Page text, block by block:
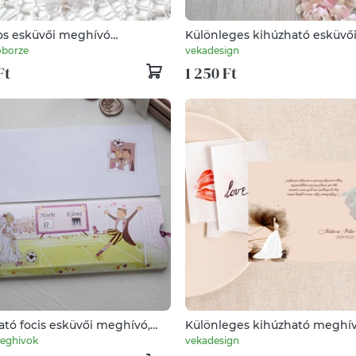
esküvői meghívó
watercolor motívummal
Különleges kihúzható esküvői
meghívó I Perzselő szerelem
rózsás vintage kihúzható
vekadesign
1 250 Ft
focis esküvői meghívó,
vicces meghívó, húzogatós
különleges meghívó, focis
Különleges kihúzható
barna fátyolvirág
vekadesign